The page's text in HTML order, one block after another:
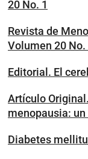
20 No. 1
Revista de
Volumen 20 No.
Editorial. El
Artículo
menopausia:
Diabetes